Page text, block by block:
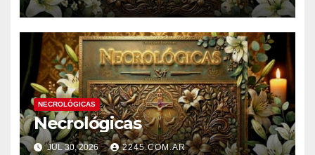
NECROLÓGICAS
Necrológicas
JUL 30, 2026 2245.COM.AR